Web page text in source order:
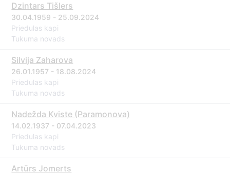
Dzintars Tišlers
30.04.1959 - 25.09.2024
Priedulas kapi
Tukuma novads
Silvija Zaharova
26.01.1957 - 18.08.2024
Priedulas kapi
Tukuma novads
Nadežda Kviste (Paramonova)
14.02.1937 - 07.04.2023
Priedulas kapi
Tukuma novads
Artūrs Jomerts